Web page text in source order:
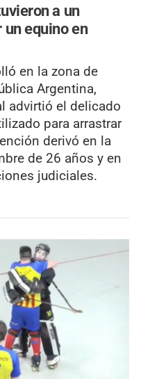
a un
equino en
en la zona de
Argentina,
advirtió el delicado
para arrastrar
derivó en la
de 26 años y en
judiciales.